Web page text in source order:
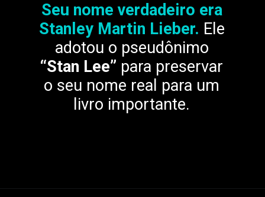
Seu nome verdadeiro era
Stanley Martin Lieber. Ele
adotou o pseudônimo
“Stan Lee” para preservar
o seu nome real para um
livro importante.